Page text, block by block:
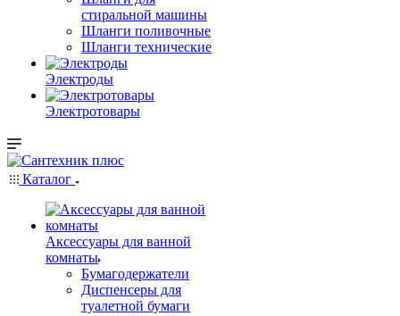
стиральной машины
Шланги поливочные
Шланги технические
Электроды
Электротовары
Каталог
Аксессуары для ванной
комнаты
Бумагодержатели
Диспенсеры для
туалетной бумаги